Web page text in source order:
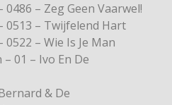
0486 – Zeg Geen Vaarwel!
0513 – Twijfelend Hart
0522 – Wie Is Je Man
01 – Ivo En De
& De